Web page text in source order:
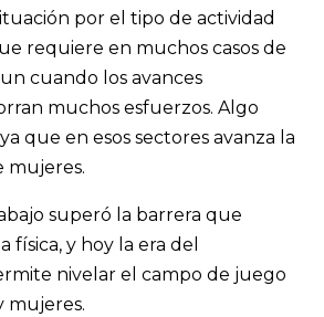
por el tipo de actividad
requiere en muchos casos de
cuando los avances
muchos esfuerzos. Algo
que en esos sectores avanza la
mujeres.
superó la barrera que
física, y hoy la era del
nivelar el campo de juego
mujeres.